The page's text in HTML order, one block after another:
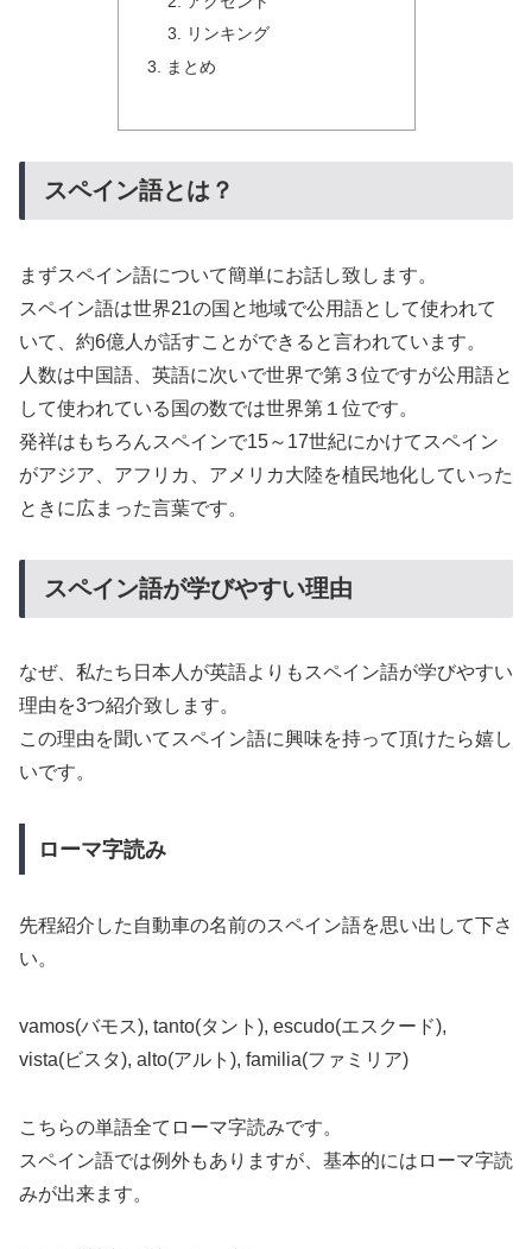
リンキング
まとめ
スペイン語とは？
まずスペイン語について簡単にお話し致します。
スペイン語は世界21の国と地域で公用語として使われて
いて、約6億人が話すことができると言われています。
人数は中国語、英語に次いで世界で第３位ですが公用語と
して使われている国の数では世界第１位です。
発祥はもちろんスペインで15～17世紀にかけてスペイン
がアジア、アフリカ、アメリカ大陸を植民地化していった
ときに広まった言葉です。
スペイン語が学びやすい理由
なぜ、私たち日本人が英語よりもスペイン語が学びやすい
理由を3つ紹介致します。
この理由を聞いてスペイン語に興味を持って頂けたら嬉し
いです。
ローマ字読み
先程紹介した自動車の名前のスペイン語を思い出して下さ
い。
vamos(バモス), tanto(タント), escudo(エスクード),
vista(ビスタ), alto(アルト), familia(ファミリア)
こちらの単語全てローマ字読みです。
スペイン語では例外もありますが、基本的にはローマ字読
みが出来ます。